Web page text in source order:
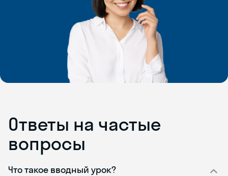
Ответы на частые
вопросы
Что такое вводный урок?